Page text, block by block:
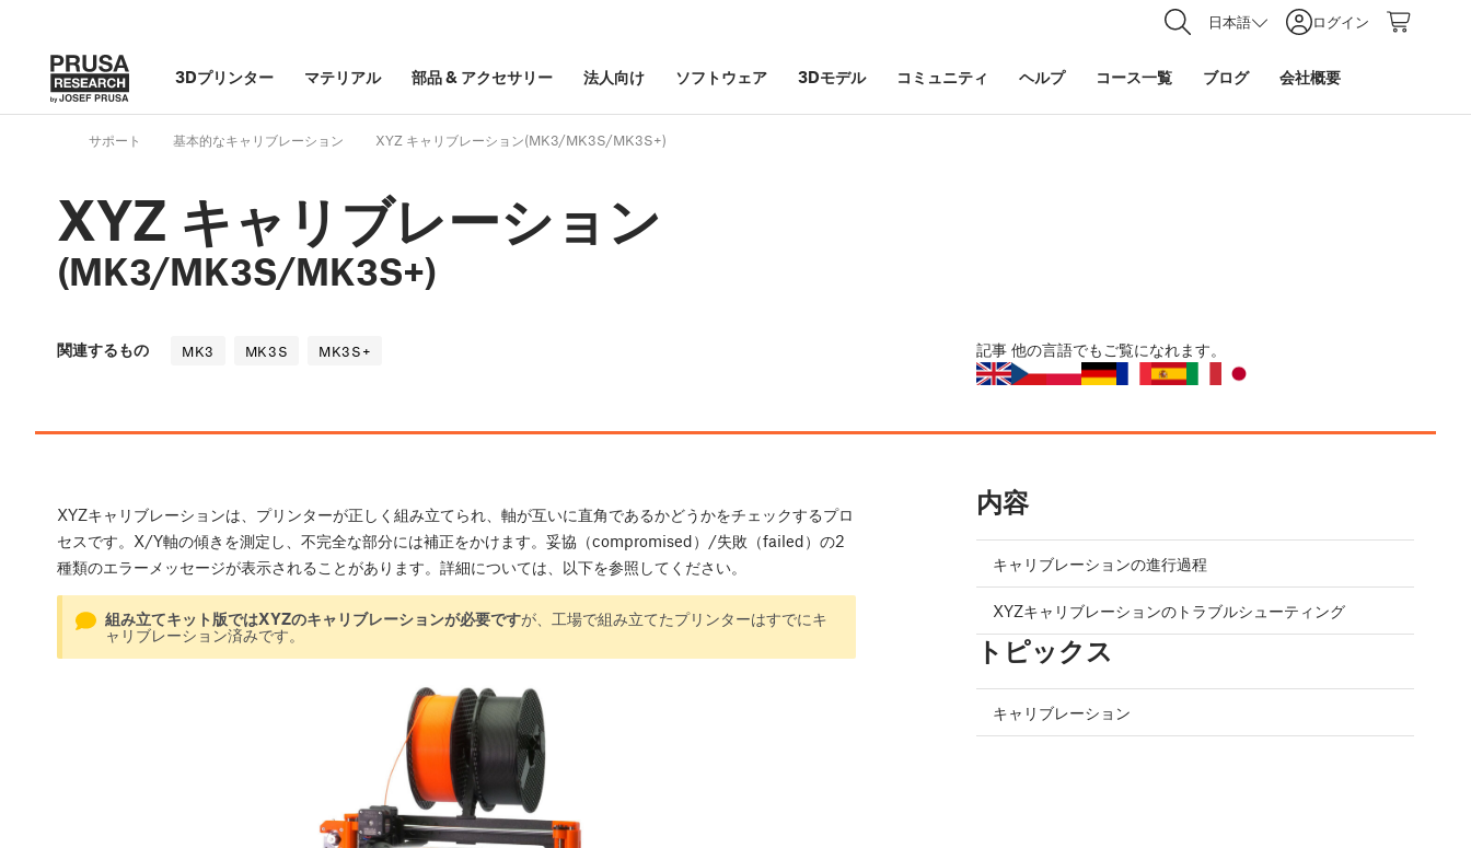
日本語 ログイン
3Dプリンター マテリアル 部品& アクセサリー 法人向け ソフトウェア 3Dモデル コミュニティ ヘルプ コース一覧 ブログ 会社概要
サポート 基本的なキャリブレーション XYZ キャリブレーション(MK3/MK3S/MK3S+)
XYZ キャリブレーション
(MK3/MK3S/MK3S+)
関連するもの MK3 MK3S MK3S+ 記事 他の言語でもご覧になれます。
XYZキャリブレーションは、プリンターが正しく組み立てられ、軸が互いに直角であるかどうかをチェックするプロ
セスです。X/Y軸の傾きを測定し、不完全な部分には補正をかけます。妥協（compromised）/失敗（failed）の2
種類のエラーメッセージが表示されることがあります。詳細については、以下を参照してください。
組み立てキット版ではXYZのキャリブレーションが必要ですが、工場で組み立てたプリンターはすでにキ
ャリブレーション済みです。
内容
キャリブレーションの進行過程
XYZキャリブレーションのトラブルシューティング
トピックス
キャリブレーション